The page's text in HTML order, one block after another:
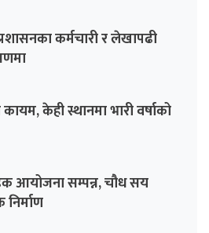
कर्मचारी र लेखापढी
केही स्थानमा भारी वर्षाको
आयोजना सम्पन्न, चौध सय